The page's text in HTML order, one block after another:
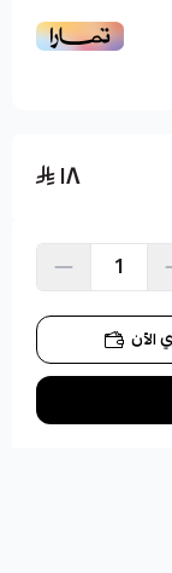
١٨
الآن